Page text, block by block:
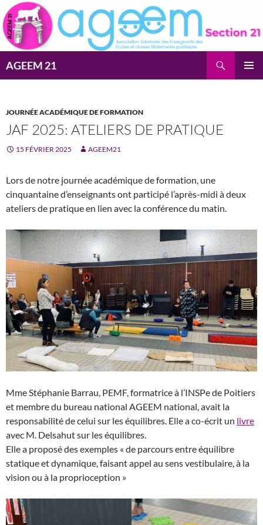
Aller
au
contenu
AGEEM 21
JOURNÉE ACADÉMIQUE DE FORMATION
JAF 2025: ATELIERS DE PRATIQUE
15 FÉVRIER 2025 AGEEM21
Lors de notre journée académique de formation, une
cinquantaine d’enseignants ont participé l’après-midi à deux
ateliers de pratique en lien avec la conférence du matin.
Mme Stéphanie Barrau, PEMF, formatrice à l’INSPe de Poitiers
et membre du bureau national AGEEM national, avait la
responsabilité de celui sur les équilibres. Elle a co-écrit un livre
avec M. Delsahut sur les équilibres.
Elle a proposé des exemples « de parcours entre équilibre
statique et dynamique, faisant appel au sens vestibulaire, à la
vision ou à la proprioception »